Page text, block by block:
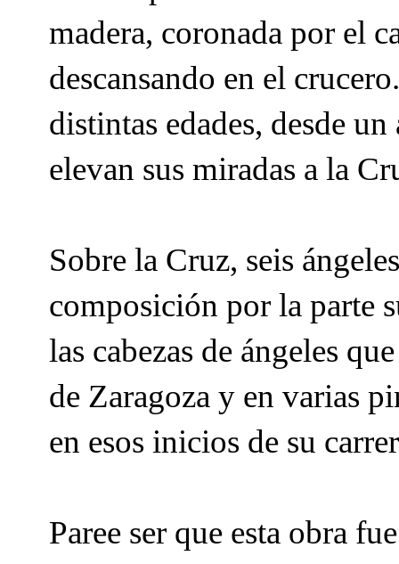
madera, coronada por el
descansando en el
distintas edades, desde
elevan sus miradas a la
Sobre la Cruz, seis
composición por la parte
las cabezas de ángeles
de Zaragoza y en varias
en esos inicios de su
Paree ser que esta obra